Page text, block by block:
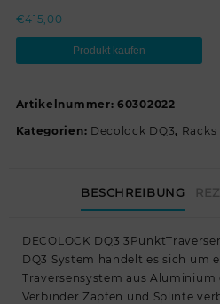
€415,00
Produkt kaufen
Artikelnummer: 60302022
Kategorien: Decolock DQ3, Racks
BESCHREIBUNG
DECOLOCK DQ3
DQ3 System handelt es sich um
Traversensystem aus
Verbinder Zapfen und Splinte